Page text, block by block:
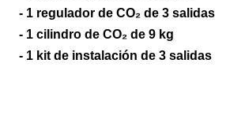
- 1 regulador de CO₂ de 3 salidas
- 1 cilindro de CO₂ de 9 kg
- 1 kit de instalación de 3 salidas